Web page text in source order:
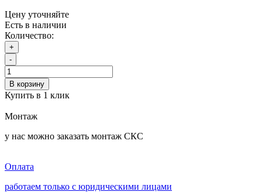
Цену уточняйте
Есть в наличии
Количество:
+
-
В корзину
Купить в 1 клик
Монтаж
у нас можно заказать монтаж СКС
Оплата
работаем только с юридическими лицами